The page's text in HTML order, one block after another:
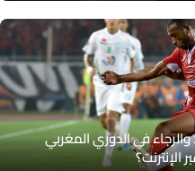
في الدوري المغربي